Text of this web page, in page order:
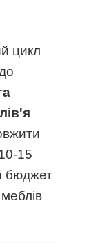
цикл
15
бюджет